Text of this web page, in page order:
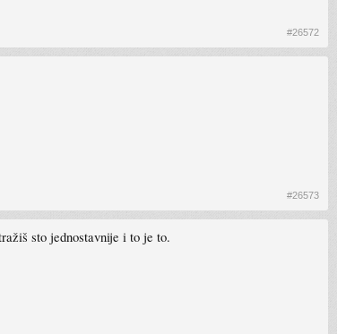
#26572
#26573
sto jednostavnije i to je to.